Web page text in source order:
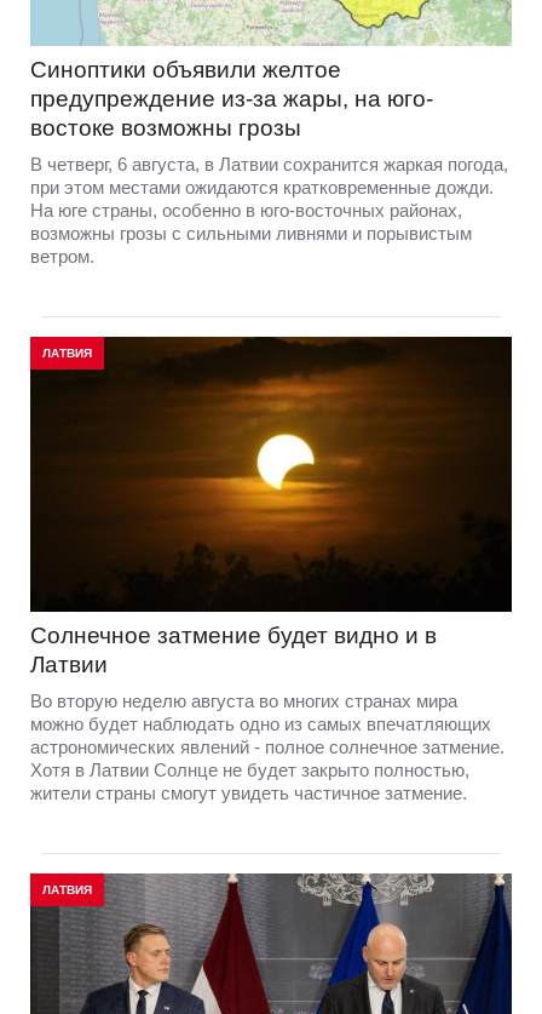
Синоптики объявили желтое
предупреждение из-за жары, на юго-
востоке возможны грозы
В четверг, 6 августа, в Латвии сохранится жаркая погода,
при этом местами ожидаются кратковременные дожди.
На юге страны, особенно в юго-восточных районах,
возможны грозы с сильными ливнями и порывистым
ветром.
ЛАТВИЯ
Солнечное затмение будет видно и в
Латвии
Во вторую неделю августа во многих странах мира
можно будет наблюдать одно из самых впечатляющих
астрономических явлений - полное солнечное затмение.
Хотя в Латвии Солнце не будет закрыто полностью,
жители страны смогут увидеть частичное затмение.
ЛАТВИЯ